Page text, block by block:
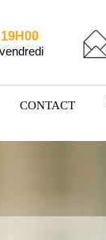
CONTACT